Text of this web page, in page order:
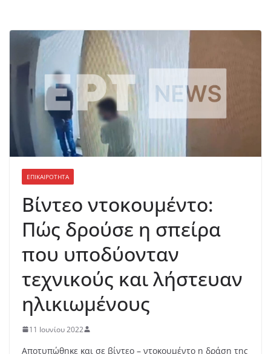
ΕΠΙΚΑΙΡΟΤΗΤΑ
Βίντεο ντοκουμέντο:
Πώς δρούσε η σπείρα
που υποδύονταν
τεχνικούς και λήστευαν
ηλικιωμένους
11 Ιουνίου 2022
Αποτυπώθηκε και σε βίντεο – ντοκουμέντο η δράση της